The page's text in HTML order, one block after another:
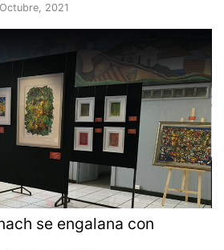
2021
se engalana con